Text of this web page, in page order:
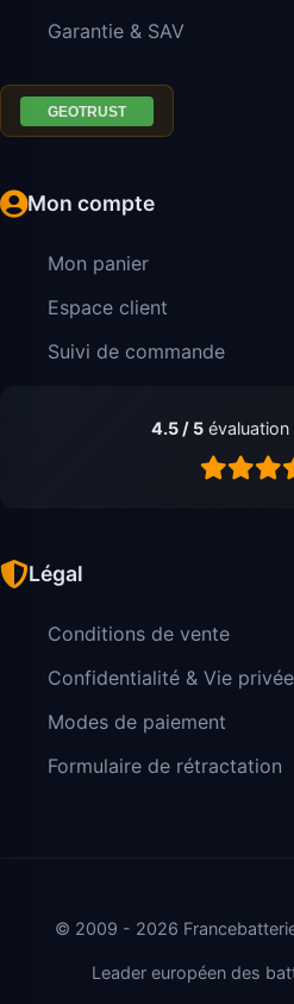
Garantie & SAV
Mon compte
Mon panier
Espace client
Suivi de commande
4.5 / 5
Légal
Conditions de vente
Confidentialité & Vie privée
Modes de paiement
Formulaire de rétractation
© 2009 - 2026
Leader européen des